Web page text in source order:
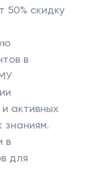
50% скидку
в
активных
знаниям.
в
для